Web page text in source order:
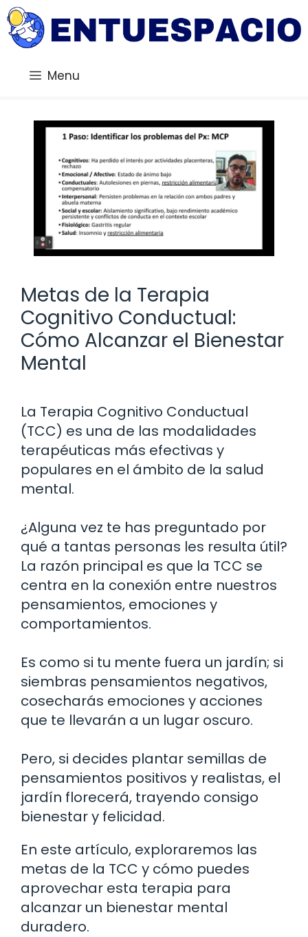
Saltar
al
contenido
Menu
Metas de la Terapia
Cognitivo Conductual:
Cómo Alcanzar el Bienestar
Mental
La Terapia Cognitivo Conductual
(TCC) es una de las modalidades
terapéuticas más efectivas y
populares en el ámbito de la salud
mental.
¿Alguna vez te has preguntado por
qué a tantas personas les resulta útil?
La razón principal es que la TCC se
centra en la conexión entre nuestros
pensamientos, emociones y
comportamientos.
Es como si tu mente fuera un jardín; si
siembras pensamientos negativos,
cosecharás emociones y acciones
que te llevarán a un lugar oscuro.
Pero, si decides plantar semillas de
pensamientos positivos y realistas, el
jardín florecerá, trayendo consigo
bienestar y felicidad.
En este artículo, exploraremos las
metas de la TCC y cómo puedes
aprovechar esta terapia para
alcanzar un bienestar mental
duradero.